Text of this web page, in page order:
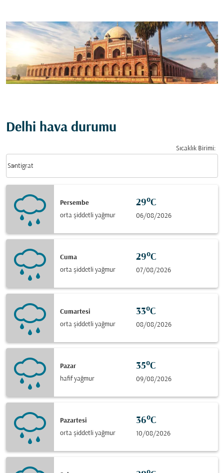
Delhi hava durumu
Sıcaklık Birimi:
Santigrat
keyboard_arrow_down
Persembe
orta şiddetli yağmur
29°C
06/08/2026
Cuma
orta şiddetli yağmur
29°C
07/08/2026
Cumartesi
orta şiddetli yağmur
33°C
08/08/2026
Pazar
hafif yağmur
35°C
09/08/2026
Pazartesi
orta şiddetli yağmur
36°C
10/08/2026